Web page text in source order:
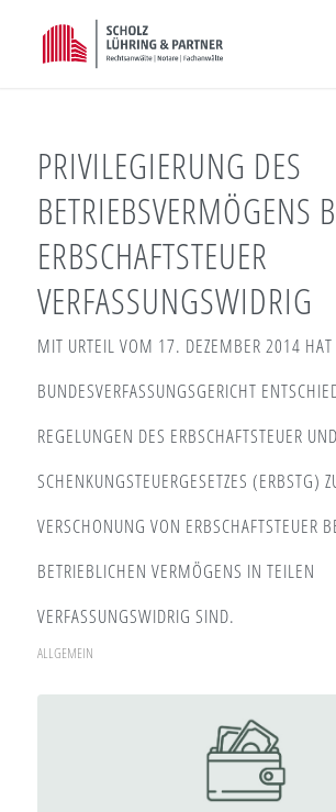
PRIVILEGIERUNG DES
BETRIEBSVERMÖGENS
ERBSCHAFTSTEUER
VERFASSUNGSWIDRIG
MIT URTEIL VOM 17. DEZEMBER 2014 HAT
BUNDESVERFASSUNGSGERICHT
REGELUNGEN DES ERBSCHAFTSTEUER UND
SCHENKUNGSTEUERGESETZES (ERBSTG)
VERSCHONUNG VON ERBSCHAFTSTEUER
BETRIEBLICHEN VERMÖGENS IN TEILEN
VERFASSUNGSWIDRIG SIND.
ALLGEMEIN